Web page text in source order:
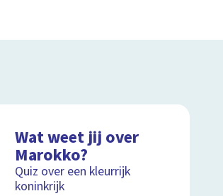
Wat weet jij over
Marokko?
Quiz over een kleurrijk
koninkrijk